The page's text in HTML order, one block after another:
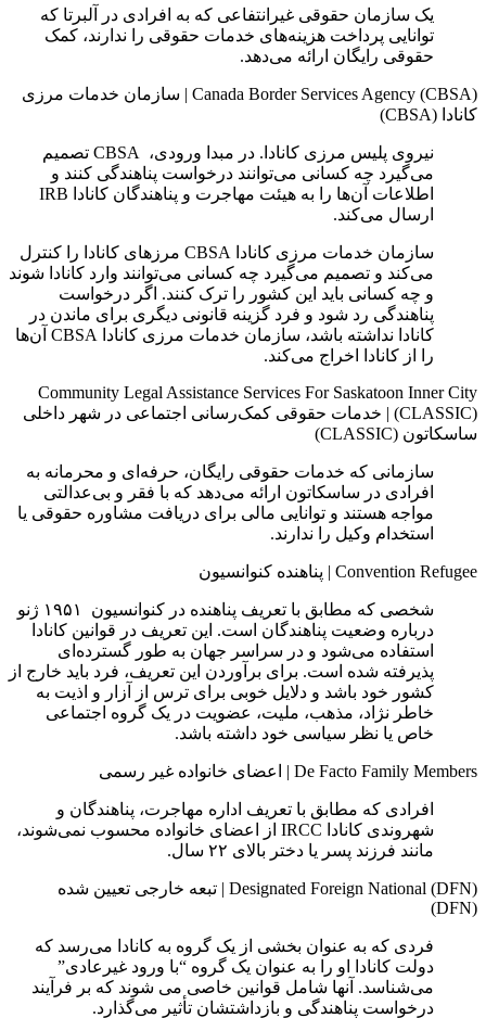
یک سازمان حقوقی غیرانتفاعی که به افرادی در آلبرتا که
توانایی پرداخت هزینه‌های خدمات حقوقی را ندارند، کمک
حقوقی رایگان ارائه می‌دهد.
Canada Border Services Agency (CBSA)
| سازمان خدمات مرزی
کانادا (CBSA)
نیروی پلیس مرزی کانادا. در مبدا ورودی، CBSA تصمیم
می‌گیرد چه کسانی می‌توانند درخواست پناهندگی کنند و
اطلاعات آن‌ها را به هیئت مهاجرت و پناهندگان کانادا IRB
ارسال می‌کند.
سازمان خدمات مرزی کانادا CBSA مرزهای کانادا را کنترل
می‌کند و تصمیم می‌گیرد چه کسانی می‌توانند وارد کانادا شوند
و چه کسانی باید این کشور را ترک کنند. اگر درخواست
پناهندگی رد شود و فرد گزینه قانونی دیگری برای ماندن در
کانادا نداشته باشد، سازمان خدمات مرزی کانادا CBSA آن‌ها
را از کانادا اخراج می‌کند.
Community Legal Assistance Services For Saskatoon Inner City
(CLASSIC)
| خدمات حقوقی کمک‌رسانی اجتماعی در شهر داخلی
ساسکاتون (CLASSIC)
سازمانی که خدمات حقوقی رایگان، حرفه‌ای و محرمانه به
افرادی در ساسکاتون ارائه می‌دهد که با فقر و بی‌عدالتی
مواجه هستند و توانایی مالی برای دریافت مشاوره حقوقی یا
استخدام وکیل را ندارند.
Convention Refugee
| پناهنده کنوانسیون
شخصی که مطابق با تعریف پناهنده در کنوانسیون ۱۹۵۱ ژنو
درباره وضعیت پناهندگان است. این تعریف در قوانین کانادا
استفاده می‌شود و در سراسر جهان به‌ طور گسترده‌ای
پذیرفته شده است. برای برآوردن این تعریف، فرد باید خارج از
کشور خود باشد و دلایل خوبی برای ترس از آزار و اذیت به‌
خاطر نژاد، مذهب، ملیت، عضویت در یک گروه اجتماعی
خاص یا نظر سیاسی خود داشته باشد.
De Facto Family Members
| اعضای خانواده غیر رسمی
افرادی که مطابق با تعریف اداره مهاجرت، پناهندگان و
شهروندی کانادا IRCC از اعضای خانواده محسوب نمی‌شوند،
مانند فرزند پسر یا دختر بالای ۲۲ سال.
Designated Foreign National (DFN)
| تبعه خارجی تعیین شده
(DFN)
فردی که به عنوان بخشی از یک گروه به کانادا می‌رسد که
دولت کانادا او را به عنوان یک گروه “با ورود غیرعادی”
می‌شناسد. آنها شامل قوانین خاصی می شوند که بر فرآیند
درخواست پناهندگی و بازداشتشان تأثیر می‌گذارد.